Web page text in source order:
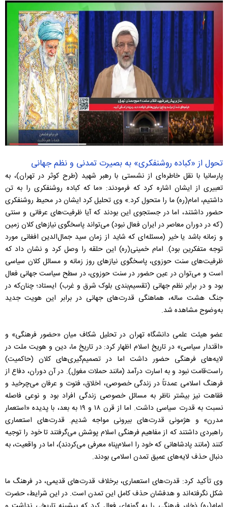
تحول از «کباده روشنفکری» به بصیرت تمدنی و نظم جهانی
پارسانیا با نقل خاطره‌ای از نشستی با رهبر شهید (طرح کوثر در تهران)، به
تعبیری از ایشان اشاره کرد که فرمودند: «ما که کباده روشنفکری را به تن
داشتیم، امام(ره) ما را متحول کرد.» وی تحلیل کرد ایشان در محیط روشنفکری
حضور داشتند، اما در جستجوی این بودند که آیا ظرفیت‌های عرفانی و سنتی
(که در دوران معاصر در ایران فعال نبود) می‌تواند پاسخگوی نیازهای کلان زمین
و زمانه باشد یا خیر (مسئله‌ای که شاید از زمان سید جمال‌الدین افغانی مورد
توجه متفکرین بود). امام خمینی(ره) این حلقه را وصل کرد و نشان داد که
ظرفیت‌های سنت حوزوی، پاسخگوی نیازهای روز زمانه و مسائل کلان سیاسی
است و می‌توان در عین حضور در سنت حوزوی، در سطح سیاست جهانی فعال
بود و در برابر نظم جهانی (تقسیم‌بندی بلوک شرق و غرب) ایستاد؛ چنان‌که در
جنگ هشت ساله، هماهنگی قدرت‌های جهانی در برابر این هویت جدید
به‌وضوح مشاهده شد.
عضو هیئت علمی دانشگاه تهران در تحلیل شکاف میان «حضور فرهنگی» و
«اقتدار سیاسی» در تاریخ اسلام اظهار کرد:در تاریخ ما، دین و هویت ملت در
لایه‌های فرهنگی حضور داشت اما در تصمیم‌گیری‌های کلان (حاکمیت)
راست‌قامت نبود و به اسارت درآمد (مانند حملات مغول). در آن دوران، دفاع از
فرهنگ اسلامی عمدتاً در زندگی خصوصی، اخلاق، فتوت و عرفان می‌چرخید و
فقاهت نیز بیشتر ناظر به مسائل خصوصی زندگی افراد بود و نوعی فاصله
نسبت به قدرت سیاسی داشت.
اما از قرن ۱۸ و ۱۹ به بعد، با پدیده «استعمار
مدرن» و هژمونی قدرت‌های بیرونی مواجه شدیم. قدرت‌های استعماری
راهبردی داشتند که از مفاهیم فرهنگی اسلام پوشش می‌گرفتند تا خود را توجیه
کنند (مانند پادشاهانی که خود را اسلام‌پناه معرفی می‌کردند)، اما در واقعیت، به
دنبال حذف لایه‌های عمیق تمدن اسلامی بودند.
وی تأکید کرد: قدرت‌های استعماری، برخلاف قدرت‌های قدیمی، در فرهنگ ما
شکل نگرفته‌اند و هدفشان حذف کامل این تمدن است. در این شرایط، حضرت